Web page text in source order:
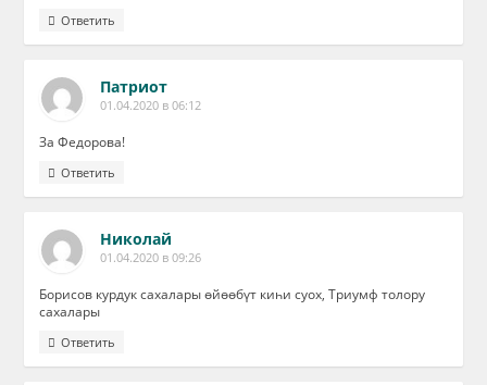
Ответить
Патриот
01.04.2020 в 06:12
За Федорова!
Ответить
Николай
01.04.2020 в 09:26
Борисов курдук сахалары өйөөбүт киһи суох, Триумф толору
сахалары
Ответить